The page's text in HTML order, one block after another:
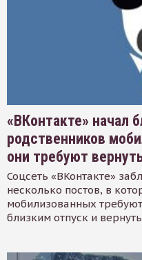
«ВКонтакте» начал
родственников
они требуют
Соцсеть «ВКонтакте»
несколько постов, в
мобилизованных
близким отпуск и